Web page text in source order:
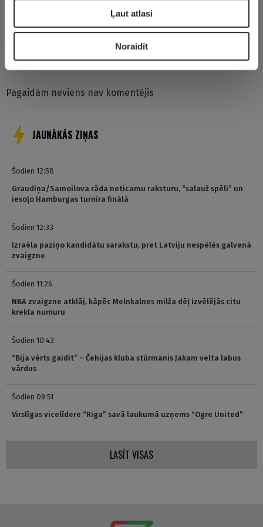
Ļaut atlasi
Noraidīt
Pievienot komentāru
Pagaidām neviens nav komentējis
JAUNĀKĀS ZIŅAS
Šodien 12:58
Graudiņa/Samoilova rāda neticamu raksturu, “salauž spēli” un
iesoļo Hamburgas turnīra finālā
Šodien 12:33
Izraēla paziņo kandidātu sarakstu, pret Latviju nespēlēs galvenā
zvaigzne
Šodien 11:26
NBA zvaigzne atklāj, kāpēc Melnkalnes milža dēļ izvēlējās citu
krekla numuru
Šodien 10:43
“Bija vērts gaidīt” – Čehijas kluba stūrmanis Jakam velta labus
vārdus
Šodien 09:51
Virslīgas vicelīdere “Riga” savā laukumā uzņems “Ogre United”
LASĪT VISAS